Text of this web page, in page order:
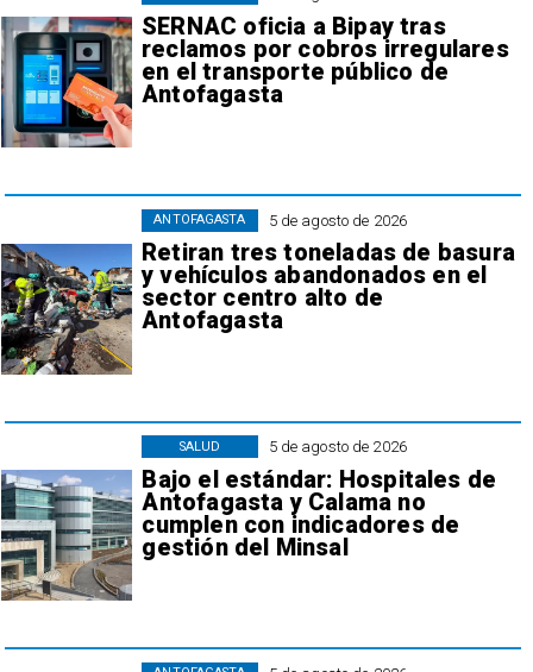
SERNAC oficia a Bipay tras
reclamos por cobros irregulares
en el transporte público de
Antofagasta
5 de agosto de 2026
Retiran tres toneladas de basura
y vehículos abandonados en el
sector centro alto de
Antofagasta
ANTOFAGASTA
5 de agosto de 2026
Bajo el estándar: Hospitales de
Antofagasta y Calama no
cumplen con indicadores de
gestión del Minsal
SALUD